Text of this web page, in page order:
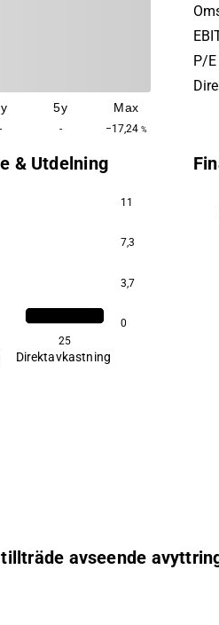
-
5y
-
Max
−17,24 %
P/E
& Utdelning
11
7,3
3,7
0
25
Direktavkastning
avseende